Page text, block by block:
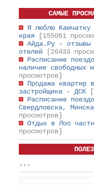
САМЫЕ
Я люблю Камчатку
края
[155061
Айда.Ру - отзывы
отелей
[26433
Расписание
наличие свободных
просмотров]
Продажа квартир
застройщика - ДСК
Расписание
Свердловска,
просмотров]
Отдых в Лоо
просмотров]
...